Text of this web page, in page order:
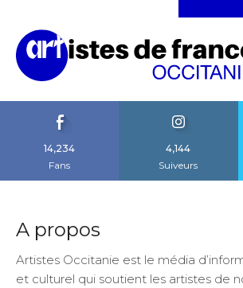
14,234
Fans
4,144
Suiveurs
A propos
Artistes Occitanie est le média
et culturel qui soutient les artistes de